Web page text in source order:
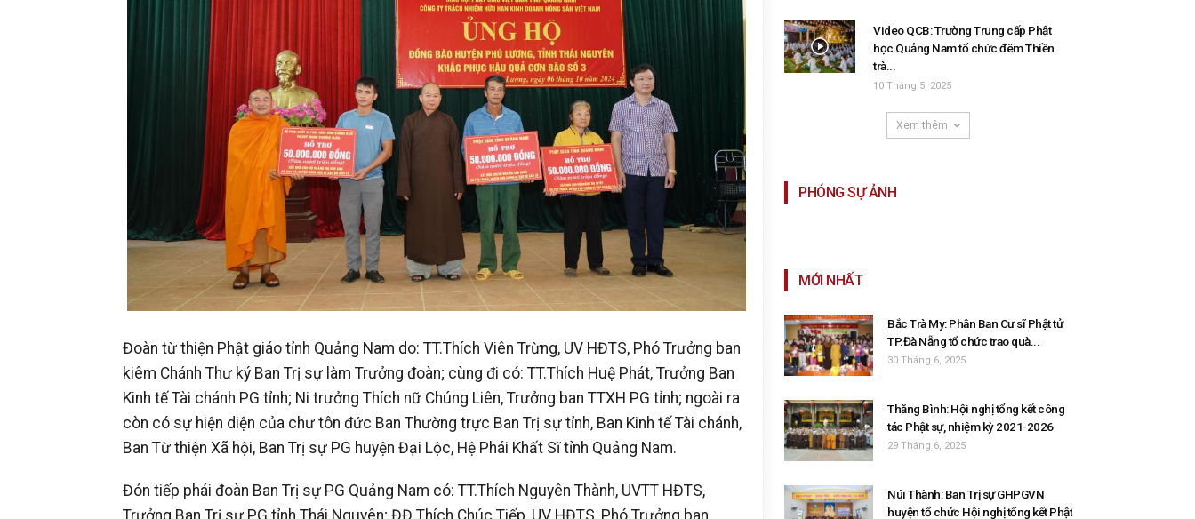
Đoàn từ thiện Phật giáo tỉnh Quảng Nam do: TT.Thích Viên Trừng, UV HĐTS, Phó Trưởng ban
kiêm Chánh Thư ký Ban Trị sự làm Trưởng đoàn; cùng đi có: TT.Thích Huệ Phát, Trưởng Ban
Kinh tế Tài chánh PG tỉnh; Ni trưởng Thích nữ Chúng Liên, Trưởng ban TTXH PG tỉnh; ngoài ra
còn có sự hiện diện của chư tôn đức Ban Thường trực Ban Trị sự tỉnh, Ban Kinh tế Tài chánh,
Ban Từ thiện Xã hội, Ban Trị sự PG huyện Đại Lộc, Hệ Phái Khất Sĩ tỉnh Quảng Nam.
Đón tiếp phái đoàn Ban Trị sự PG Quảng Nam có: TT.Thích Nguyên Thành, UVTT HĐTS,
Video QCB: Trường Trung cấp Phật
học Quảng Nam tổ chức đêm Thiền
trà...
10 Tháng 5, 2025
Xem thêm
PHÓNG SỰ ẢNH
MỚI NHẤT
Bắc Trà My: Phân Ban Cư sĩ Phật tử
TP.Đà Nẵng tổ chức trao quà...
30 Tháng 6, 2025
Thăng Bình: Hội nghị tổng kết công
tác Phật sự, nhiệm kỳ 2021-2026
29 Tháng 6, 2025
Núi Thành: Ban Trị sự GHPGVN
huyện tổ chức Hội nghị tổng kết Phật